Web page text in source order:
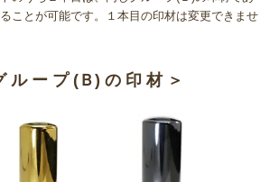
レルギーの方でも安心
ては金属製の印鑑は抵抗がありますよね。しか
でも持つことができる人体にやさしい金属で
で、誰でも安心して使うことができます。
ことが可能です。１本目の印材は変更できませ
ル ー プ (Ｂ) の 印 材 ＞